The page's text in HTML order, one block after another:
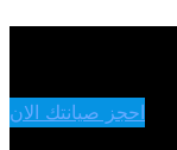
احجز صيانتك الان